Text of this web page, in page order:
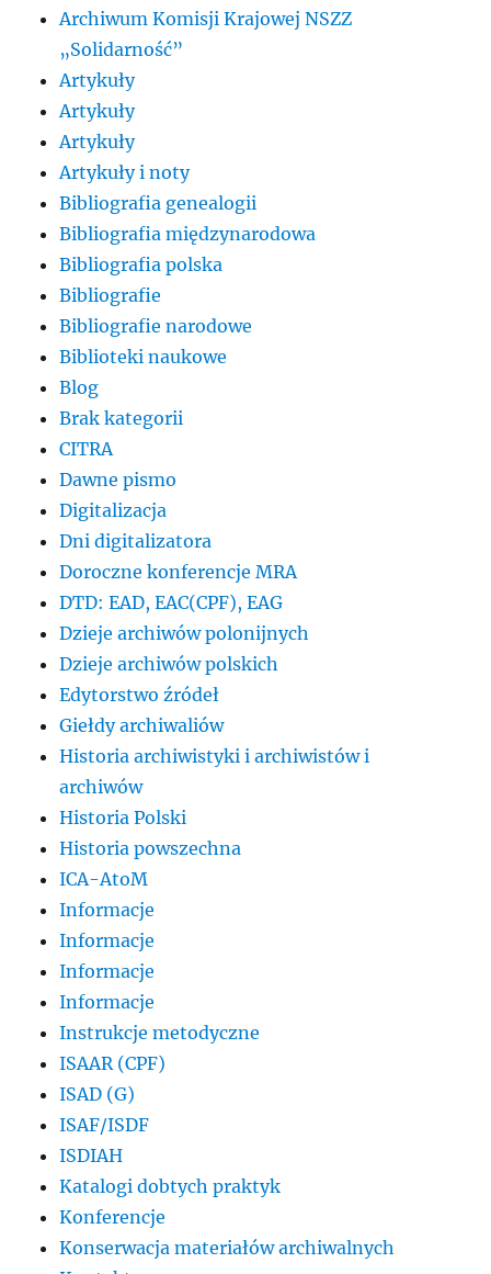
Archiwum Komisji Krajowej NSZZ
„Solidarność”
Artykuły
Artykuły
Artykuły
Artykuły i noty
Bibliografia genealogii
Bibliografia międzynarodowa
Bibliografia polska
Bibliografie
Bibliografie narodowe
Biblioteki naukowe
Blog
Brak kategorii
CITRA
Dawne pismo
Digitalizacja
Dni digitalizatora
Doroczne konferencje MRA
DTD: EAD, EAC(CPF), EAG
Dzieje archiwów polonijnych
Dzieje archiwów polskich
Edytorstwo źródeł
Giełdy archiwaliów
Historia archiwistyki i archiwistów i
archiwów
Historia Polski
Historia powszechna
ICA-AtoM
Informacje
Informacje
Informacje
Informacje
Instrukcje metodyczne
ISAAR (CPF)
ISAD (G)
ISAF/ISDF
ISDIAH
Katalogi dobtych praktyk
Konferencje
Konserwacja materiałów archiwalnych